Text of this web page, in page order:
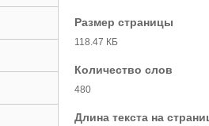
Размер страницы
118.47 КБ
Количество слов
480
Длина текста на